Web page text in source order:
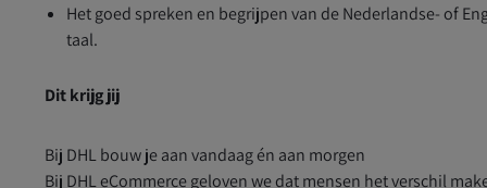
Het goed spreken en begrijpen van de Nederlandse- of
taal.
Dit krijg jij
Bij DHL bouw je aan vandaag én aan morgen
Bij DHL eCommerce geloven we dat mensen het verschil